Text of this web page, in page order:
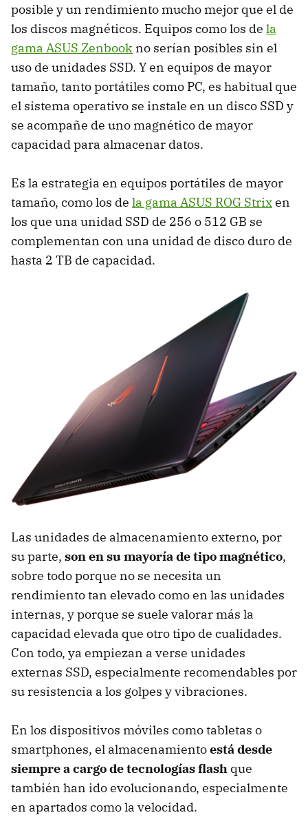
posible y un rendimiento mucho mejor que el de
los discos magnéticos. Equipos como los de la
gama ASUS Zenbook no serían posibles sin el
uso de unidades SSD. Y en equipos de mayor
tamaño, tanto portátiles como PC, es habitual que
el sistema operativo se instale en un disco SSD y
se acompañe de uno magnético de mayor
capacidad para almacenar datos.
Es la estrategia en equipos portátiles de mayor
tamaño, como los de la gama ASUS ROG Strixen
los que una unidad SSD de 256 o 512 GB se
complementan con una unidad de disco duro de
hasta 2 TB de capacidad.
Las unidades de almacenamiento externo, por
su parte, son en su mayoría de tipo magnético,
sobre todo porque no se necesita un
rendimiento tan elevado como en las unidades
internas, y porque se suele valorar más la
capacidad elevada que otro tipo de cualidades.
Con todo, ya empiezan a verse unidades
externas SSD, especialmente recomendables por
su resistencia a los golpes y vibraciones.
En los dispositivos móviles como tabletas o
smartphones, el almacenamientoestá desde
siempre a cargo de tecnologías flash que
también han ido evolucionando, especialmente
en apartados como la velocidad.